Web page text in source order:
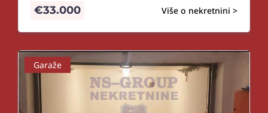
Više o nekretnini >
€33.000
Garaže